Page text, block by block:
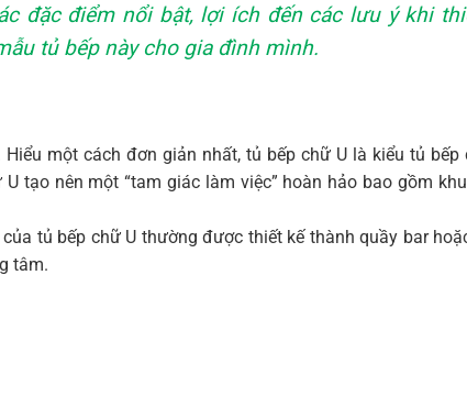
đặc điểm nổi bật, lợi ích đến các lưu ý khi
tủ bếp này cho gia đình mình.
một cách đơn giản nhất, tủ bếp chữ U là kiểu tủ
tạo nên một “tam giác làm việc” hoàn hảo bao gồm
tủ bếp chữ U thường được thiết kế thành quầy bar
tâm.